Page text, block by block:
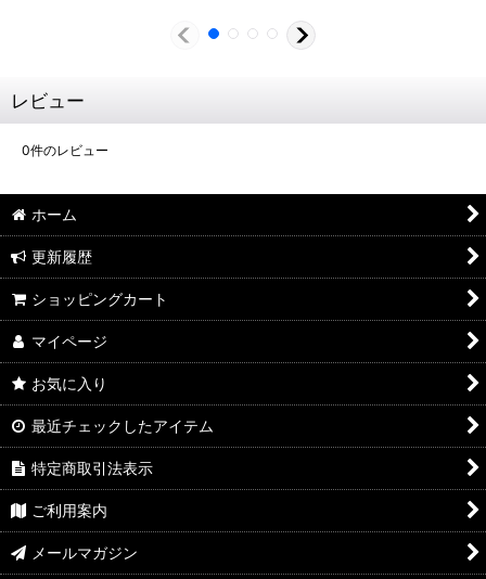
レビュー
0件のレビュー
ホーム
更新履歴
ショッピングカート
マイページ
お気に入り
最近チェックしたアイテム
特定商取引法表示
ご利用案内
メールマガジン